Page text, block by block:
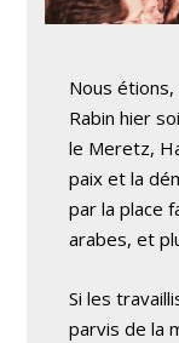
Nous étions,
Rabin hier
le Meretz,
paix et la
par la place
arabes, et
Si les
parvis de la